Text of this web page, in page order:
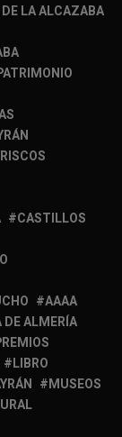
LA ALCAZABA
CASTILLOS
AAAA
ALMERÍA
LIBRO
MUSEOS